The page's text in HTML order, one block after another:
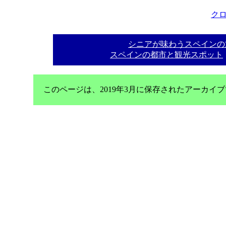
ク
シニアが味わうスペイン
スペインの都市と観光スポット
このページは、2019年3月に保存されたアーカイ